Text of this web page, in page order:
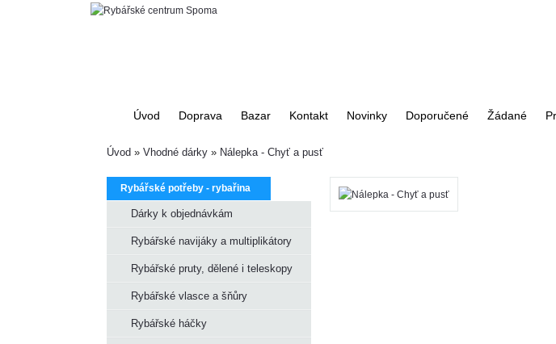
Úvod Doprava Bazar Kontakt Novinky Doporučené Žádané
Úvod » Vhodné dárky » Nálepka - Chyť a pusť
Rybářské potřeby - rybařina
Dárky k objednávkám
Rybářské navijáky a multiplikátory
Rybářské pruty, dělené i teleskopy
Rybářské vlasce a šňůry
Rybářské háčky